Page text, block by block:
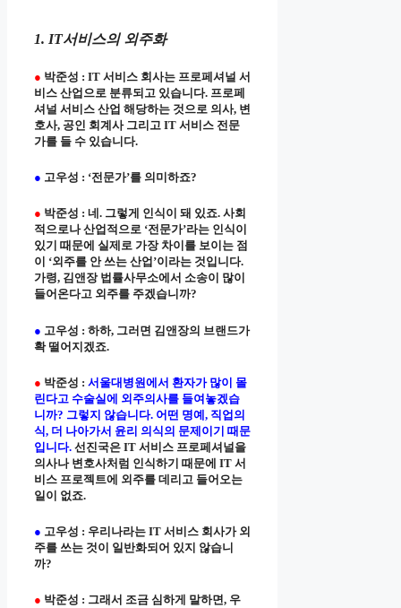
1. IT서비스의 외주화
● 박준성 : IT 서비스 회사는 프로페셔널 서
비스 산업으로 분류되고 있습니다. 프로페
셔널 서비스 산업 해당하는 것으로 의사, 변
호사, 공인 회계사 그리고 IT 서비스 전문
가를 들 수 있습니다.
● 고우성 : ‘전문가’를 의미하죠?
● 박준성 : 네. 그렇게 인식이 돼 있죠. 사회
적으로나 산업적으로 ‘전문가’라는 인식이
있기 때문에 실제로 가장 차이를 보이는 점
이 ‘외주를 안 쓰는 산업’이라는 것입니다.
가령, 김앤장 법률사무소에서 소송이 많이
들어온다고 외주를 주겠습니까?
● 고우성 : 하하, 그러면 김앤장의 브랜드가
확 떨어지겠죠.
● 박준성 : 서울대병원에서 환자가 많이 몰
린다고 수술실에 외주의사를 들여놓겠습
니까? 그렇지 않습니다. 어떤 명예, 직업의
식, 더 나아가서 윤리 의식의 문제이기 때문
입니다. 선진국은 IT 서비스 프로페셔널을
의사나 변호사처럼 인식하기 때문에 IT 서
비스 프로젝트에 외주를 데리고 들어오는
일이 없죠.
● 고우성 : 우리나라는 IT 서비스 회사가 외
주를 쓰는 것이 일반화되어 있지 않습니
까?
● 박준성 : 그래서 조금 심하게 말하면, 우